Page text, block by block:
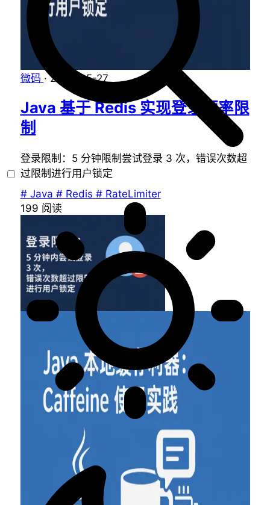
微码 · 2025-05-27
Java 基于 Redis 实现登录频率限
制
登录限制：5 分钟限制尝试登录 3 次，错误次数超
过限制进行用户锁定
# Java # Redis # RateLimiter
199 阅读